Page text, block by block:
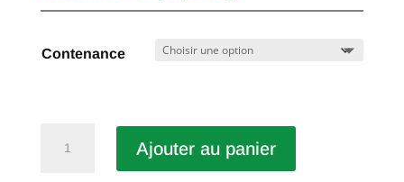
Contenance
Ajouter au panier